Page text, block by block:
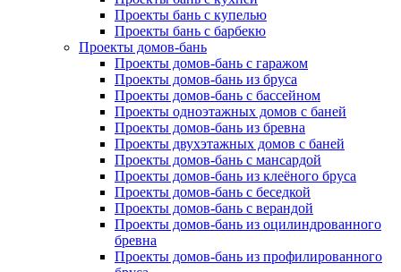
Проекты бань с купелью
Проекты бань с барбекю
Проекты домов-бань
Проекты домов-бань с гаражом
Проекты домов-бань из бруса
Проекты домов-бань с бассейном
Проекты одноэтажных домов с баней
Проекты домов-бань из бревна
Проекты двухэтажных домов с баней
Проекты домов-бань с мансардой
Проекты домов-бань из клеёного бруса
Проекты домов-бань с беседкой
Проекты домов-бань с верандой
Проекты домов-бань из оцилиндрованного
бревна
Проекты домов-бань из профилированного